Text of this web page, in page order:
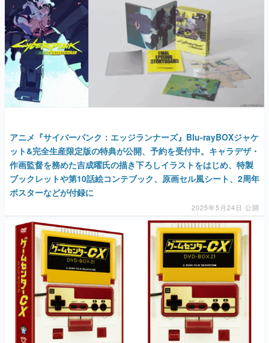
アニメ『サイバーパンク：エッジランナーズ』Blu-rayBOXジャケ
ット&完全生産限定版の特典が公開、予約を受付中。キャラデザ・
作画監督を務めた吉成曜氏の描き下ろしイラストをはじめ、特製
ブックレットや第10話絵コンテブック、原画セル風シート、2周年
ポスターなどが付録に
2025年5月24日 公開